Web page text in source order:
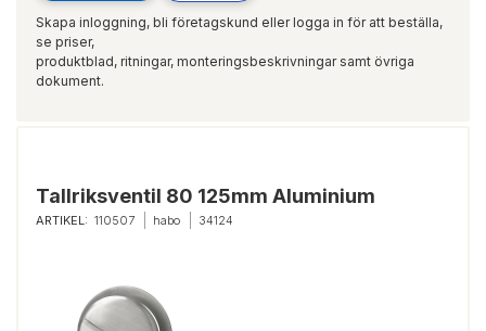
Skapa inloggning, bli företagskund eller logga in för att beställa,
se priser,
produktblad, ritningar, monteringsbeskrivningar samt övriga
dokument.
Tallriksventil 80 125mm Aluminium
ARTIKEL: 110507 habo 34124